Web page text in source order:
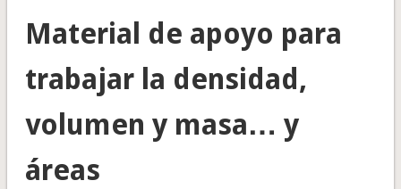
Material de apoyo para
trabajar la densidad,
volumen y masa… y
áreas